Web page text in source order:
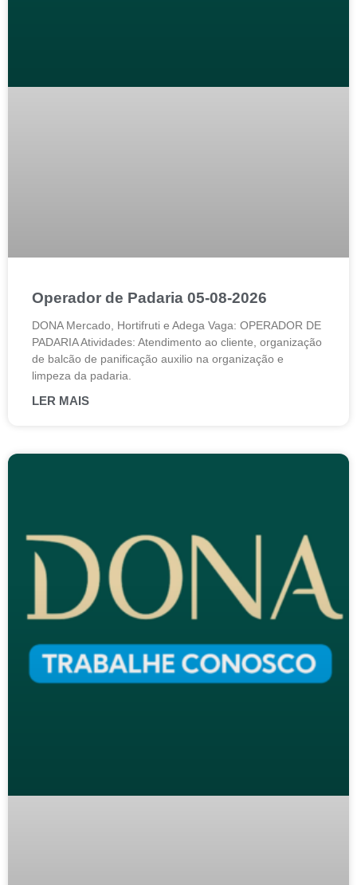
Operador de Padaria 05-08-2026
DONA Mercado, Hortifruti e Adega Vaga: OPERADOR DE
PADARIA Atividades: Atendimento ao cliente, organização
de balcão de panificação auxilio na organização e
limpeza da padaria.
LER MAIS